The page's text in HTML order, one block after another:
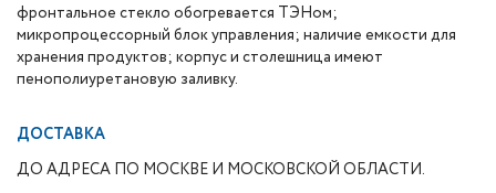
фронтальное стекло обогревается ТЭНом;
микропроцессорный блок управления; наличие емкости для
хранения продуктов; корпус и столешница имеют
пенополиуретановую заливку.
ДОСТАВКА
ДО АДРЕСА ПО МОСКВЕ И МОСКОВСКОЙ ОБЛАСТИ.